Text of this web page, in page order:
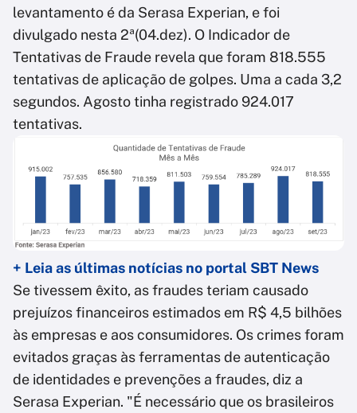
levantamento é da Serasa Experian, e foi
divulgado nesta 2ª(04.dez). O Indicador de
Tentativas de Fraude revela que foram 818.555
tentativas de aplicação de golpes. Uma a cada 3,2
segundos. Agosto tinha registrado 924.017
tentativas.
+ Leia as últimas notícias no portal SBT News
Se tivessem êxito, as fraudes teriam causado
prejuízos financeiros estimados em R$ 4,5 bilhões
às empresas e aos consumidores. Os crimes foram
evitados graças às ferramentas de autenticação
de identidades e prevenções a fraudes, diz a
Serasa Experian. "É necessário que os brasileiros